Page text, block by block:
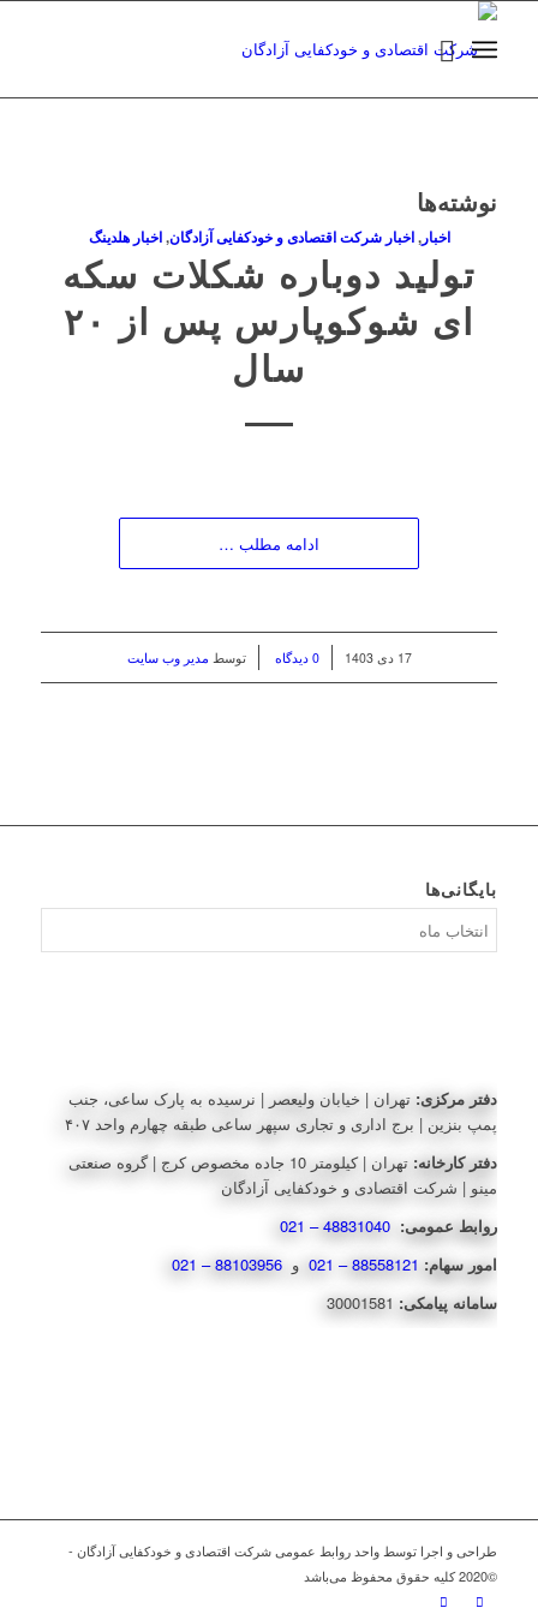
نوشته‌ها
اخبار,اخبار شرکت اقتصادی و خودکفایی آزادگان,اخبار هلدینگ
تولید دوباره شکلات سکه
ای شوکوپارس پس از ۲۰
سال
ادامه مطلب …
17 دی 1403
/ 0 دیدگاه توسط مدیر وب سایت
بایگانی‌ها
دفتر مرکزی: تهران | خیابان ولیعصر | نرسیده به پارک ساعی، جنب
پمپ بنزین | برج اداری و تجاری سپهر ساعی طبقه چهارم واحد ۴۰۷
دفتر کارخانه:
تهران | کیلومتر 10 جاده مخصوص کرج | گروه صنعتی
مینو | شرکت اقتصادی و خودکفایی آزادگان
روابط عمومی:
امور سهام: 88558121 – 021 و
سامانه پیامکی:
طراحی و اجرا توسط واحد روابط عمومی شرکت اقتصادی و خودکفایی آزادگان -
©2020 کلیه حقوق محفوظ می‌باشد